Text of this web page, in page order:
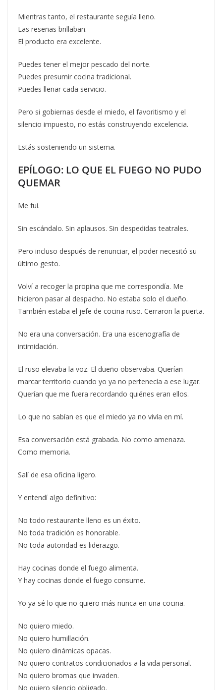
Mientras tanto, el restaurante seguía lleno.
Las reseñas brillaban.
El producto era excelente.
Puedes tener el mejor pescado del norte.
Puedes presumir cocina tradicional.
Puedes llenar cada servicio.
Pero si gobiernas desde el miedo, el favoritismo y el
silencio impuesto, no estás construyendo excelencia.
Estás sosteniendo un sistema.
EPÍLOGO: LO QUE EL FUEGO NO PUDO
QUEMAR
Me fui.
Sin escándalo. Sin aplausos. Sin despedidas teatrales.
Pero incluso después de renunciar, el poder necesitó su
último gesto.
Volví a recoger la propina que me correspondía. Me
hicieron pasar al despacho. No estaba solo el dueño.
También estaba el jefe de cocina ruso. Cerraron la puerta.
No era una conversación. Era una escenografía de
intimidación.
El ruso elevaba la voz. El dueño observaba. Querían
marcar territorio cuando yo ya no pertenecía a ese lugar.
Querían que me fuera recordando quiénes eran ellos.
Lo que no sabían es que el miedo ya no vivía en mí.
Esa conversación está grabada. No como amenaza.
Como memoria.
Salí de esa oficina ligero.
Y entendí algo definitivo:
No todo restaurante lleno es un éxito.
No toda tradición es honorable.
No toda autoridad es liderazgo.
Hay cocinas donde el fuego alimenta.
Y hay cocinas donde el fuego consume.
Yo ya sé lo que no quiero más nunca en una cocina.
No quiero miedo.
No quiero humillación.
No quiero dinámicas opacas.
No quiero contratos condicionados a la vida personal.
No quiero bromas que invaden.
No quiero silencio obligado.